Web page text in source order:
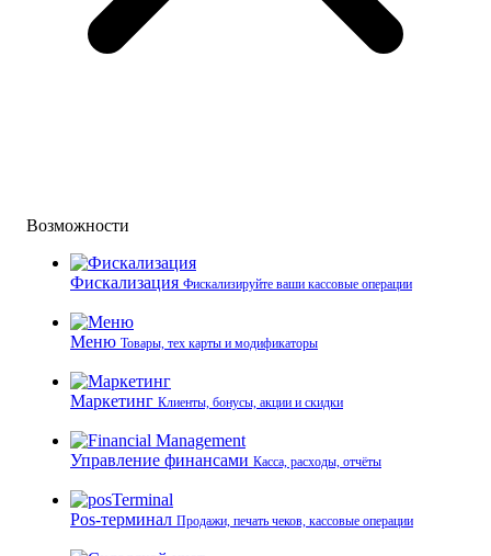
Возможности
Фискализация Фискализируйте ваши кассовые операции
Меню Товары, тех карты и модификаторы
Маркетинг Клиенты, бонусы, акции и скидки
Управление финансами Касса, расходы, отчёты
Pos-терминал Продажи, печать чеков, кассовые операции